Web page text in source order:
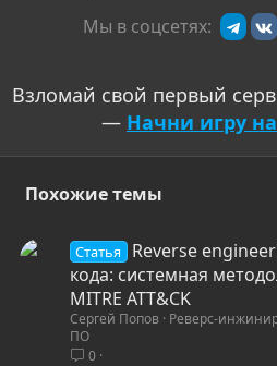
Мы в соцсетях:
Взломай свой первый
— Начни игру
Похожие темы
Статья
Reverse
кода: системная
MITRE ATT&CK
Сергей Попов Реверс-
ПО
0